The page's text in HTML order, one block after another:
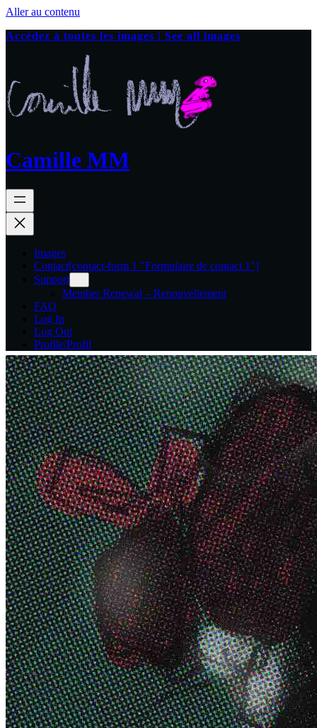
Aller au contenu
Accédez à toutes les images | See all images
Camille MM
Images
Contact[contact-form 1 "Formulaire de contact 1"]
Support
Member Renewal – Renouvellement
FAQ
Log In
Log Out
Profile/Profil